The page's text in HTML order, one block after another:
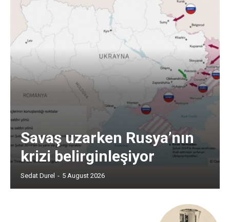
Savaş uzarken Rusya’nın
krizi belirginleşiyor
Sedat Durel - 5 August 2026